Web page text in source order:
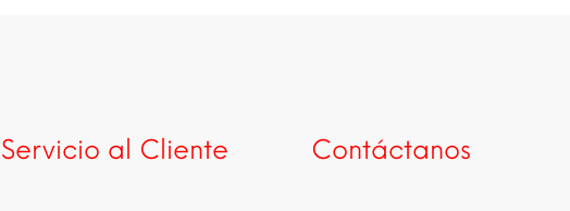
Servicio al Cliente Contáctanos